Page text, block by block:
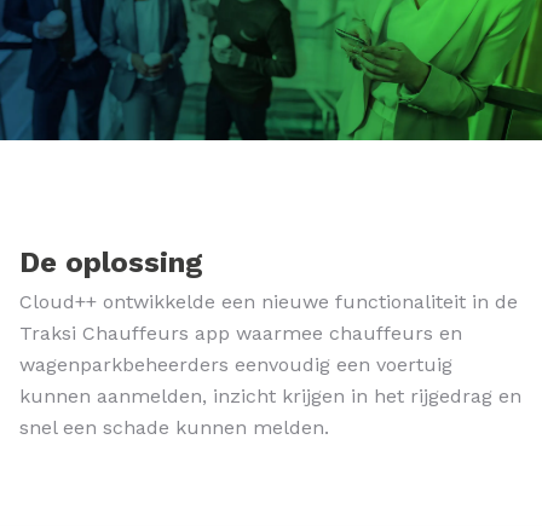
De oplossing
Cloud++ ontwikkelde een nieuwe functionaliteit in de
Traksi Chauffeurs app waarmee chauffeurs en
wagenparkbeheerders eenvoudig een voertuig
kunnen aanmelden, inzicht krijgen in het rijgedrag en
snel een schade kunnen melden.